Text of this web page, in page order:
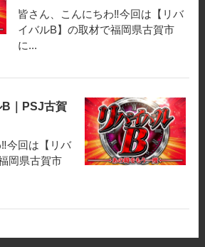
皆さん、こんにちわ‼️今回は【リバ
イバルB】の取材で福岡県古賀市
に...
｜PSJ古賀
今回は【リバ
岡県古賀市